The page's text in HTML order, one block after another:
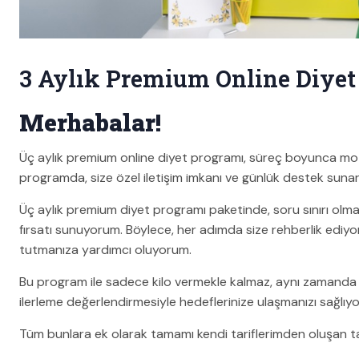
3 Aylık Premium Online Diyet
Merhabalar!
Üç aylık premium online diyet programı, süreç boyunca
programda, size özel iletişim imkanı ve günlük destek
Üç aylık premium diyet programı paketinde, soru sınırı
fırsatı sunuyorum. Böylece, her adımda size rehberlik
tutmanıza yardımcı oluyorum.
Bu program ile sadece kilo vermekle kalmaz, aynı zamanda
ilerleme değerlendirmesiyle hedeflerinize ulaşmanızı
Tüm bunlara ek olarak tamamı kendi tariflerimden oluşan